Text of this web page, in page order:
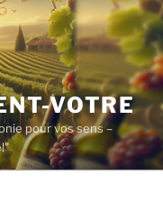
VOTRE
pour vos sens –